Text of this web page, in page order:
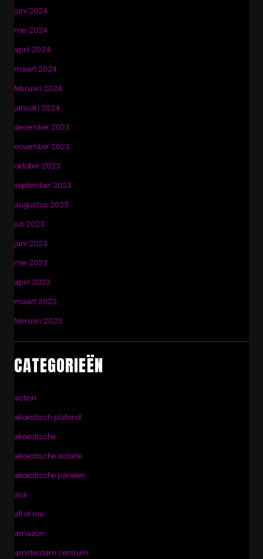
juni 2024
mei 2024
april 2024
maart 2024
februari 2024
januari 2024
december 2023
november 2023
oktober 2023
september 2023
augustus 2023
juli 2023
juni 2023
mei 2023
april 2023
maart 2023
februari 2023
CATEGORIEËN
action
akoestisch plafond
akoestische
akoestische isolatie
akoestische panelen
aldi
all of me
amazon
amsterdam centrum